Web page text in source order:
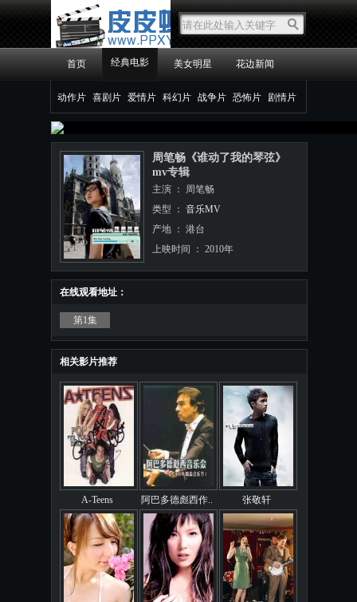
首页 经典电影 美女明星 花边新闻
动作片 喜剧片 爱情片 科幻片 战争片 恐怖片 剧情片
周笔畅《谁动了我的琴弦》
mv专辑
主演 ： 周笔畅
类型 ： 音乐MV
产地 ： 港台
上映时间 ： 2010年
更新时间 ： 2011/10/7 2:03:12
在线观看地址：
第1集
相关影片推荐
A-Teens 阿巴多德彪西作.. 张敬轩